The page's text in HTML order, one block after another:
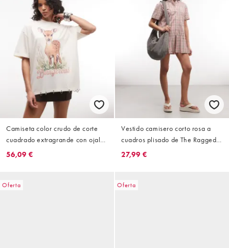
Camiseta color crudo de corte
cuadrado extragrande con ojales
Dear de The Ragged Priest
56,09 €
Vestido camisero corto rosa a
cuadros plisado de The Ragged
Priest
27,99 €
Oferta Oferta